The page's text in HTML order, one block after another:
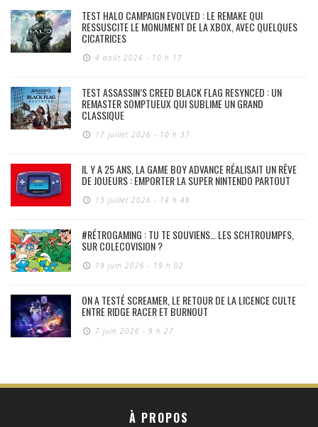
TEST HALO CAMPAIGN EVOLVED : LE REMAKE QUI
RESSUSCITE LE MONUMENT DE LA XBOX, AVEC QUELQUES
CICATRICES
4 août 2026 - 10 h 17
TEST ASSASSIN’S CREED BLACK FLAG RESYNCED : UN
REMASTER SOMPTUEUX QUI SUBLIME UN GRAND
CLASSIQUE
17 juillet 2026 - 10 h 37
IL Y A 25 ANS, LA GAME BOY ADVANCE RÉALISAIT UN RÊVE
DE JOUEURS : EMPORTER LA SUPER NINTENDO PARTOUT
13 juillet 2026 - 14 h 48
#RÉTROGAMING : TU TE SOUVIENS… LES SCHTROUMPFS,
SUR COLECOVISION ?
19 juin 2026 - 19 h 02
ON A TESTÉ SCREAMER, LE RETOUR DE LA LICENCE CULTE
ENTRE RIDGE RACER ET BURNOUT
7 juin 2026 - 9 h 27
À PROPOS